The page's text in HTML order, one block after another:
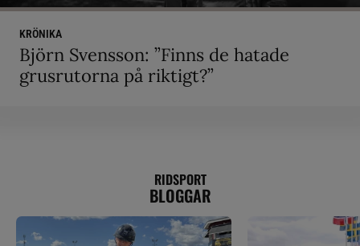
KRÖNIKA
Björn Svensson: ”Finns de hatade
grusrutorna på riktigt?”
RIDSPORT
BLOGGAR